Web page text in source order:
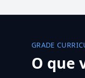
GRADE
O que